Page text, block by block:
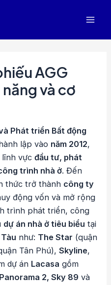
AGG
và cơ
Phát triển Bất động
lập vào năm 2012,
lĩnh vựcđầu tư, phát
trình nhà ở. Đến
thức trở thành công ty
động vốn và mở rộng
trình phát triển, công
dự án nhà ở tiêu biểu tại
như: The Star (quận
Tân Phú),Skyline,
dự án Lacasa gồm
2, Sky 89 và